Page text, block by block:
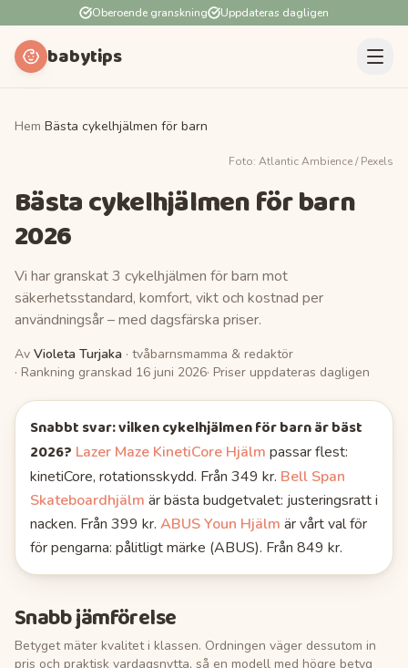
Oberoende granskning Uppdateras dagligen
babytips
Hem Bästa cykelhjälmen för barn
Foto: Atlantic Ambience/ Pexels
Bästa cykelhjälmen för barn
2026
Vi har granskat 3 cykelhjälmen för barn mot
säkerhetsstandard, komfort, vikt och kostnad per
användningsår – med dagsfärska priser.
Av Violeta Turjaka · tvåbarnsmamma & redaktör
· Rankning granskad 16 juni 2026· Priser uppdateras dagligen
Snabbt svar: vilkencykelhjälmen för barnär bäst
2026? Lazer Maze KinetiCore Hjälm passar flest:
kinetiCore, rotationsskydd. Från 349 kr. Bell Span
Skateboardhjälm är bästa budgetvalet: justeringsratt i
nacken. Från 399 kr. ABUS Youn Hjälm är vårt val för
för pengarna: pålitligt märke (ABUS). Från 849 kr.
Snabb jämförelse
Betyget mäter kvalitet i klassen. Ordningen väger dessutom in
pris och praktisk vardagsnytta, så en modell med högre betyg